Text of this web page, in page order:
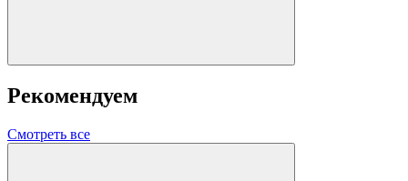
Рекомендуем
Смотреть все